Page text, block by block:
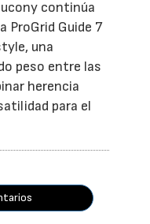
continúa
ProGrid Guide 7
una
peso entre las
herencia
para el